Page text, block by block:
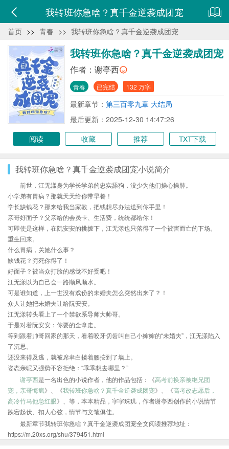
我转班你急啥？真千金逆袭成团宠
首页 >> 青春 >> 我转班你急啥？真千金逆袭成团宠
我转班你急啥？真千金逆袭成团宠
作者： 谢亭西
青春 已完结 132 万字
最新章节： 第三百零九章 大结局
最后更新：2025-12-30 14:47:26
阅读
收藏 推荐 TXT下载
我转班你急啥？真千金逆袭成团宠小说简介
前世，江无漾身为学长学弟的忠实舔狗，没少为他们操心操肺。
小学弟有胃病？那就天天给你带早餐！
学长缺钱花？那来给我当家教，把钱想尽办法送到你手里！
亲哥好面子？父亲给的会员卡、生活费，统统都给你！
可即使是这样，在阮安安的挑拨下，江无漾也只落得了一个被害而亡的下场。
重生回来。
什么胃病，关她什么事？
缺钱花？穷死你得了！
好面子？被当众打脸的感觉不好受吧！
江无漾以为自己会一路顺风顺水。
可是谁知道，上一世没有戏份的未婚夫怎么突然出来了？！
众人让她把未婚夫让给阮安安。
江无漾转头看上了一个禁欲系导师大帅哥。
于是对着阮安安：你要的全拿走。
等到跟着帅哥回家的那天，看着咬牙切齿叫自己小婶婶的“未婚夫”，江无漾陷入
了沉思。
还没来得及逃，就被席聿白搂着腰按到了墙上。
姿态亲昵又强势不容拒绝：“乖乖想去哪里？”
谢亭西是一名出色的小说作者，他的作品包括：《高考前换亲被继兄团
宠，亲哥悔疯》、《我转班你急啥？真千金逆袭成团宠》、《高考改志愿后，
高冷竹马他急红眼》、等，本本精品，字字珠玑，作者谢亭西创作的小说情节
跌宕起伏、扣人心弦，情节与文笔俱佳。
最新章节我转班你急啥？真千金逆袭成团宠全文阅读推荐地址：
https://m.20xs.org/shu/379451.html